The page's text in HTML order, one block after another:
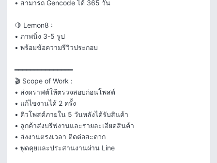
• สามารถ Gencode ได้ 365 วัน
🍋 Lemon8 :
• ภาพนิ่ง 3-5 รูป
• พร้อมข้อความรีวิวประกอบ
━━━━━━━━━━━━━━━
🎬 Scope of Work :
• ส่งดราฟต์ให้ตรวจสอบก่อนโพสต์
• แก้ไขงานได้ 2 ครั้ง
• คิวโพสต์ภายใน 5 วันหลังได้รับสินค้า
• ลูกค้าส่งบรีฟงานและรายละเอียดสินค้า
• ส่งงานตรงเวลา ติดต่อสะดวก
• พูดคุยและประสานงานผ่าน Line